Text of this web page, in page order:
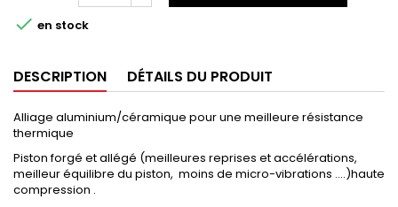
 en stock
DESCRIPTION DÉTAILS DU PRODUIT
Alliage aluminium/céramique pour une meilleure résistance
thermique
Piston forgé et allégé (meilleures reprises et accélérations,
meilleur équilibre du piston, moins de micro-vibrations ....)haute
compression .